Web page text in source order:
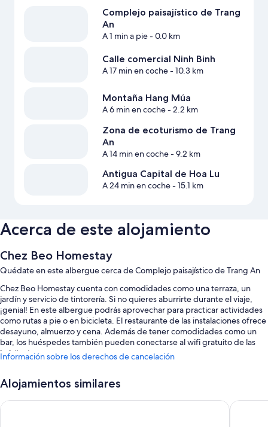
Complejo paisajístico de Trang
An
A 1 min a pie- 0.0 km
Calle comercial Ninh Binh
A 17 min en coche- 10.3 km
Montaña Hang Múa
A 6 min en coche- 2.2 km
Zona de ecoturismo de Trang
An
A 14 min en coche- 9.2 km
Antigua Capital de Hoa Lu
A 24 min en coche- 15.1 km
Acerca de este alojamiento
Chez Beo Homestay
Quédate en este albergue cerca de Complejo paisajístico de Trang An
Chez Beo Homestay cuenta con comodidades como una terraza, un
jardín y servicio de tintorería. Si no quieres aburrirte durante el viaje,
¡genial! En este albergue podrás aprovechar para practicar actividades
como rutas a pie o en bicicleta. El restaurante de las instalaciones ofrece
desayuno, almuerzo y cena. Además de tener comodidades como un
bar, los huéspedes también pueden conectarse al wifi gratuito de las
habitaciones.
Aparcamiento gratis
Desayuno típico de la cocina local (de pago), bicicletas de alquiler y
Información sobre los derechos de cancelación
Alojamientos similares
Tam Coc Luxury Homestay Chay